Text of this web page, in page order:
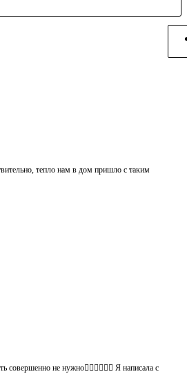
тепло нам в дом пришло с таким
не нужно👍🏻👍🏻🙈😄 Я написала с